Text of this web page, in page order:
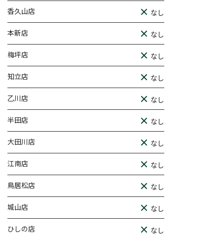
香久山店 なし
本新店 なし
梅坪店 なし
知立店 なし
乙川店 なし
半田店 なし
大田川店 なし
江南店 なし
鳥居松店 なし
城山店 なし
ひしの店 なし